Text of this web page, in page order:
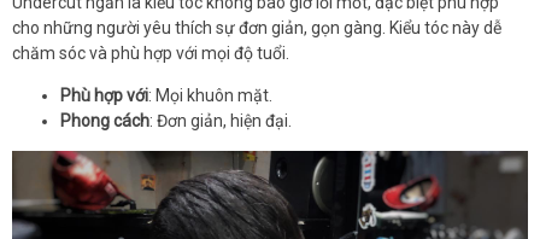
cho những người yêu thích sự đơn giản, gọn gàng. Kiểu tóc này dễ
chăm sóc và phù hợp với mọi độ tuổi.
Phù hợp với: Mọi khuôn mặt.
Phong cách: Đơn giản, hiện đại.